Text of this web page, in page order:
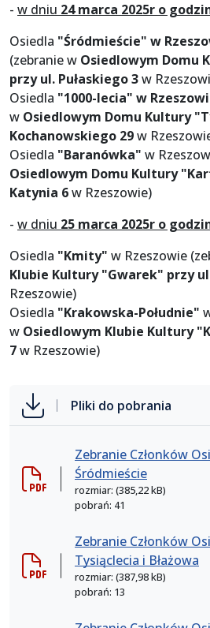
- w dniu 24 marca 2025r o
Osiedla "Śródmieście" w
(zebranie w Osiedlowym Domu
przy ul. Pułaskiego 3w
Osiedla "1000-lecia" w
w Osiedlowym Domu Kultury
Kochanowskiego 29w
Osiedla "Baranówka" w
Osiedlowym Domu Kultury
Katynia 6w Rzeszowie)
- w dniu 25 marca 2025r o
Osiedla "Kmity" w Rzeszowie
Klubie Kultury "Gwarek" przy
Rzeszowie)
Osiedla "Krakowska-Południe"
w Osiedlowym Klubie Kultury
7w Rzeszowie)
Pliki do pobrania
Zebranie Członków
Śródmieście
rozmiar: (385,22 kB)
pobrań: 41
Zebranie Członków
Tysiąclecia i Błażowa
rozmiar: (387,98 kB)
pobrań: 13